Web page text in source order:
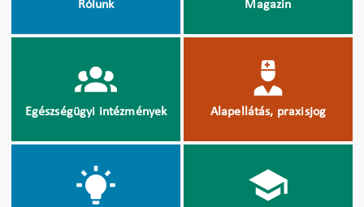
Rólunk Magazin
Egészségügyi intézmények Alapellátás, praxisjog